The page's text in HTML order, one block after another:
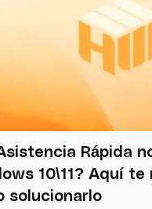
Rápida
10\11? Aquí te
solucionarlo